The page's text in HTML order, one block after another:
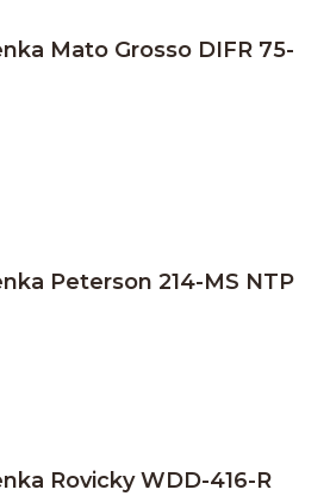
Mato Grosso DIFR 75-
Peterson 214-MS NTP
Rovicky WDD-416-R